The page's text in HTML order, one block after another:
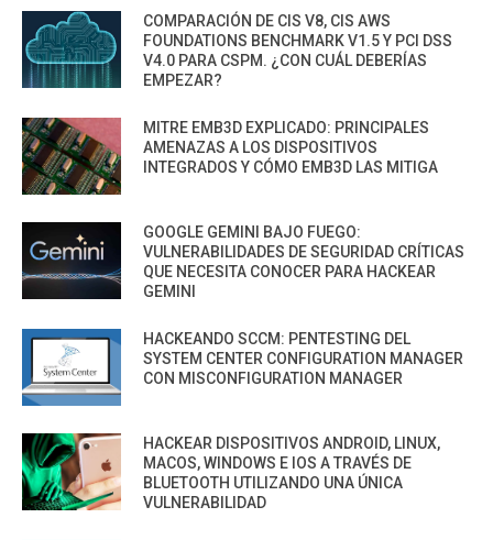
COMPARACIÓN DE CIS V8, CIS AWS
FOUNDATIONS BENCHMARK V1.5 Y PCI DSS
V4.0 PARA CSPM. ¿CON CUÁL DEBERÍAS
EMPEZAR?
MITRE EMB3D EXPLICADO: PRINCIPALES
AMENAZAS A LOS DISPOSITIVOS
INTEGRADOS Y CÓMO EMB3D LAS MITIGA
GOOGLE GEMINI BAJO FUEGO:
VULNERABILIDADES DE SEGURIDAD CRÍTICAS
QUE NECESITA CONOCER PARA HACKEAR
GEMINI
HACKEANDO SCCM: PENTESTING DEL
SYSTEM CENTER CONFIGURATION MANAGER
CON MISCONFIGURATION MANAGER
HACKEAR DISPOSITIVOS ANDROID, LINUX,
MACOS, WINDOWS E IOS A TRAVÉS DE
BLUETOOTH UTILIZANDO UNA ÚNICA
VULNERABILIDAD